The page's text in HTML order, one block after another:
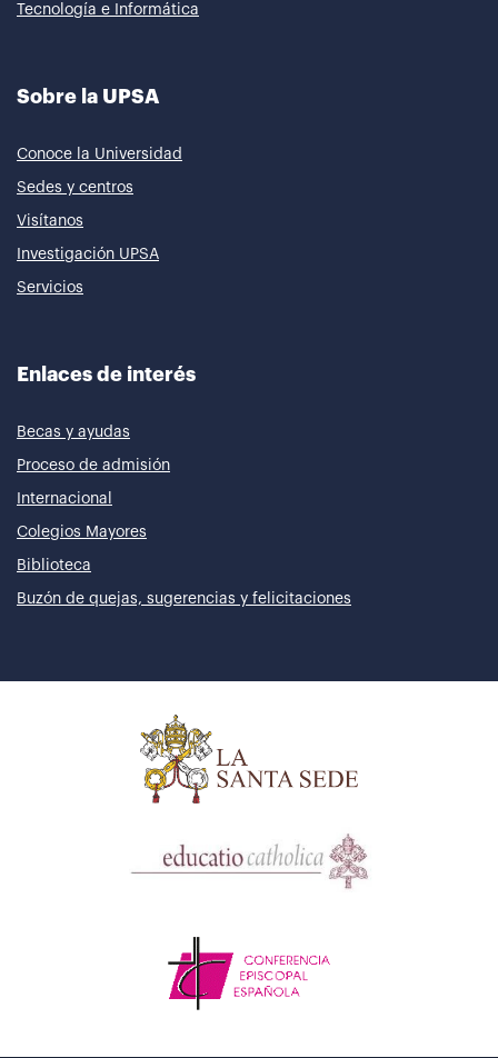
Tecnología e Informática
Sobre la UPSA
Conoce la Universidad
Sedes y centros
Visítanos
Investigación UPSA
Servicios
Enlaces de interés
Becas y ayudas
Proceso de admisión
Internacional
Colegios Mayores
Biblioteca
Buzón de quejas, sugerencias y felicitaciones